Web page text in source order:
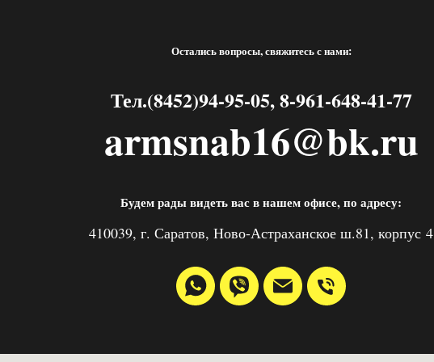
Остались вопросы, свяжитесь с нами:
Тел.(8452)94-95-05, 8-961-648-41-77
armsnab16@bk.ru
Будем рады видеть вас в нашем офисе, по адресу:
410039, г. Саратов, Ново-Астраханское ш.81, корпус 4